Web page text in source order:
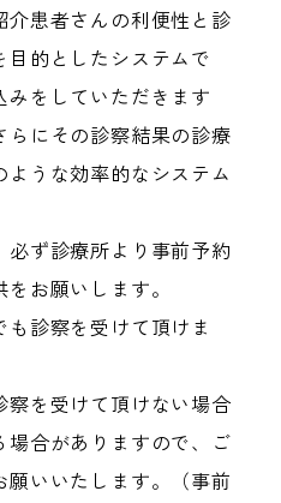
患者さんの利便性と診
的としたシステムで
をしていただきます
にその診察結果の診療
うな効率的なシステム
必ず診療所より事前予約
お願いします。
診察を受けて頂けま
を受けて頂けない場合
合がありますので、ご
いいたします。（事前